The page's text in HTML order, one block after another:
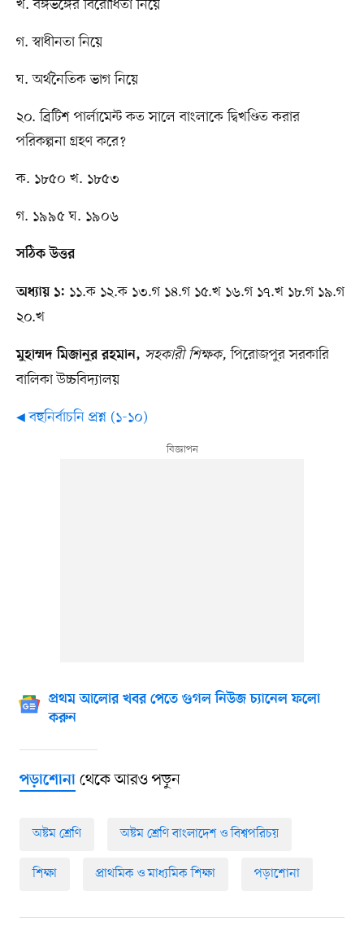
খ. বঙ্গভঙ্গের বিরোধিতা নিয়ে
গ. স্বাধীনতা নিয়ে
ঘ. অর্থনৈতিক ভাগ নিয়ে
২০. ব্রিটিশ পার্লামেন্ট কত সালে বাংলাকে দ্বিখণ্ডিত করার
পরিকল্পনা গ্রহণ করে?
ক. ১৮৫০ খ. ১৮৫৩
গ. ১৯৯৫ ঘ. ১৯০৬
সঠিক উত্তর
অধ্যায় ১: ১১.ক ১২.ক ১৩.গ ১৪.গ ১৫.খ ১৬.গ ১৭.খ ১৮.গ ১৯.গ
২০.খ
মুহাম্মদ মিজানুর রহমান, সহকারী শিক্ষক,পিরোজপুর সরকারি
বালিকা উচ্চবিদ্যালয়
◀ বহুনির্বাচনি প্রশ্ন (১-১০)
প্রথম আলোর খবর পেতে গুগল নিউজ চ্যানেল ফলো
করুন
পড়াশোনাথেকে আরও পড়ুন
অষ্টম শ্রেণি অষ্টম শ্রেণি বাংলাদেশ ও বিশ্বপরিচয়
শিক্ষা প্রাথমিক ও মাধ্যমিক শিক্ষা পড়াশোনা